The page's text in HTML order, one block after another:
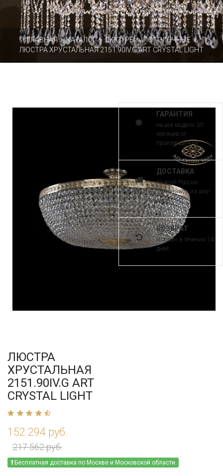
ГЛАВНАЯ КАТАЛОГ ЛЮСТРЫ
ПОТОЛОЧНЫЕ
ЛЮСТРА ХРУСТАЛЬНАЯ 2151.90IV.G ART CRYSTAL LIGHT
ЛЮСТРА
ХРУСТАЛЬНАЯ
2151.90IV.G ART
CRYSTAL LIGHT
152 294 руб.
217 562 руб.
Бесплатная доставка по Москве и Московской области
ГАРАНТИЯ
на все модели 30
месяцев от
производителя
ДОСТАВКА
по всей России.
Самовывоз из шоу-
рума
ВОЗВРАТ
и обмен в течении 14
дней